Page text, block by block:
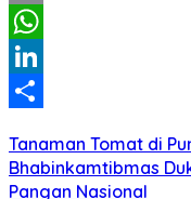
Email
WhatsApp
LinkedIn
Tanaman Tomat di
Bhabinkamtibmas
Pangan Nasional